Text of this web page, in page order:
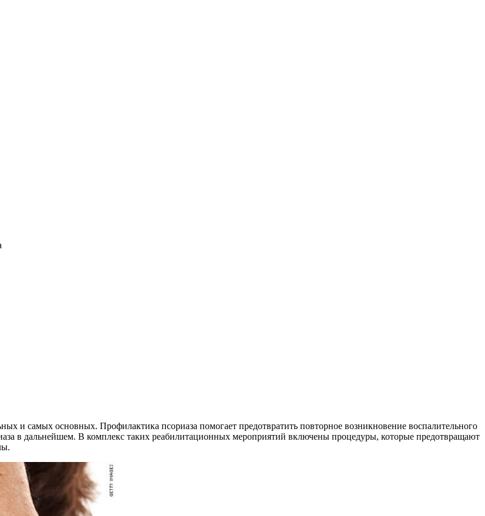
и самых основных. Профилактика псориаза помогает предотвратить повторное возникновение воспалительного
в дальнейшем. В комплекс таких реабилитационных мероприятий включены процедуры, которые предотвращают